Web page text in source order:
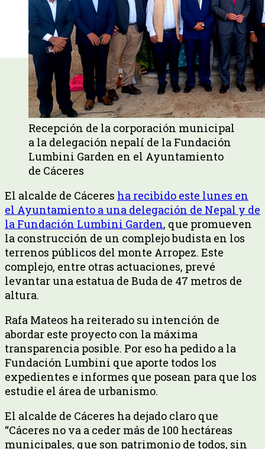
Recepción de la corporación municipal
a la delegación nepalí de la Fundación
Lumbini Garden en el Ayuntamiento
de Cáceres
El alcalde de Cáceres ha recibido este lunes en
el Ayuntamiento a una delegación de Nepal y de
la Fundación Lumbini Garden, que promueven
la construcción de un complejo budista en los
terrenos públicos del monte Arropez. Este
complejo, entre otras actuaciones, prevé
levantar una estatua de Buda de 47 metros de
altura.
Rafa Mateos ha reiterado su intención de
abordar este proyecto con la máxima
transparencia posible. Por eso ha pedido a la
Fundación Lumbini que aporte todos los
expedientes e informes que posean para que los
estudie el área de urbanismo.
El alcalde de Cáceres ha dejado claro que
“Cáceres no va a ceder más de 100 hectáreas
municipales, que son patrimonio de todos, sin